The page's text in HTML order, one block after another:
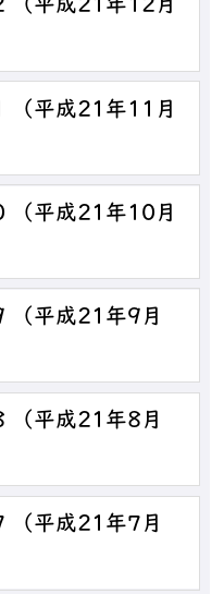
（平成21年12月
（平成21年11月
（平成21年10月
（平成21年9月
（平成21年8月
（平成21年7月